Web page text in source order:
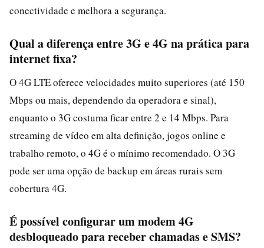
conectividade e melhora a segurança.
Qual a diferença entre 3G e 4G na prática para
internet fixa?
O 4G LTE oferece velocidades muito superiores (até 150
Mbps ou mais, dependendo da operadora e sinal),
enquanto o 3G costuma ficar entre 2 e 14 Mbps. Para
streaming de vídeo em alta definição, jogos online e
trabalho remoto, o 4G é o mínimo recomendado. O 3G
pode ser uma opção de backup em áreas rurais sem
cobertura 4G.
É possível configurar um modem 4G
desbloqueado para receber chamadas e SMS?